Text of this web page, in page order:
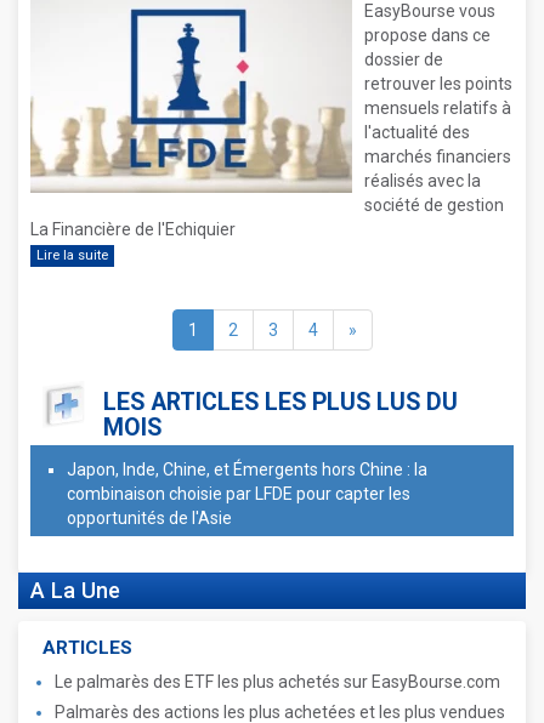
EasyBourse vous
propose dans ce
dossier de
retrouver les points
mensuels relatifs à
l'actualité des
marchés financiers
réalisés avec la
société de gestion
La Financière de l'Echiquier
Lire la suite
1 2 3 4 »
LES ARTICLES LES PLUS LUS DU
MOIS
Japon, Inde, Chine, et Émergents hors Chine : la
combinaison choisie par LFDE pour capter les
opportunités de l'Asie
A La Une
ARTICLES
Le palmarès des ETF les plus achetés sur EasyBourse.com
Palmarès des actions les plus achetées et les plus vendues